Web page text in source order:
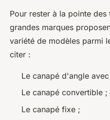
Pour rester à la pointe
grandes marques
variété de modèles parmi
citer :
Le canapé d'angle
Le canapé convertible ;
Le canapé fixe ;